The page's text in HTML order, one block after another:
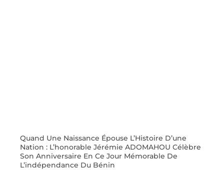
Quand Une Naissance Épouse L’Histoire D’une
Nation : L’honorable Jérémie ADOMAHOU Célèbre
Son Anniversaire En Ce Jour Mémorable De
L’indépendance Du Bénin